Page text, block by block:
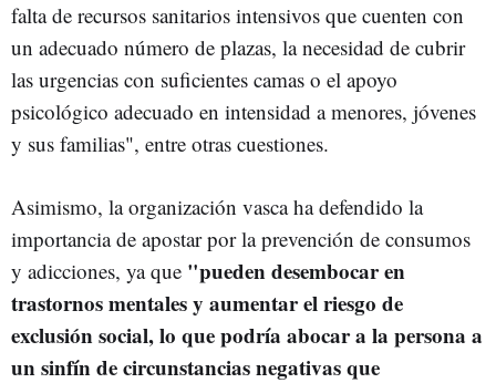
falta de recursos sanitarios intensivos que cuenten con
un adecuado número de plazas, la necesidad de cubrir
las urgencias con suficientes camas o el apoyo
psicológico adecuado en intensidad a menores, jóvenes
y sus familias", entre otras cuestiones.
Asimismo, la organización vasca ha defendido la
importancia de apostar por la prevención de consumos
y adicciones, ya que "pueden desembocar en
trastornos mentales y aumentar el riesgo de
exclusión social, lo que podría abocar a la persona a
un sinfín de circunstancias negativas que